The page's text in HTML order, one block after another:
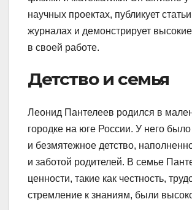
научных проектах, публикует
журналах и демонстрирует
в своей работе.
Детство и семья
Леонид Пантелеев родился в
городке на юге России. У него
и безмятежное детство,
и заботой родителей. В семье
ценности, такие как честность,
стремление к знаниям, были